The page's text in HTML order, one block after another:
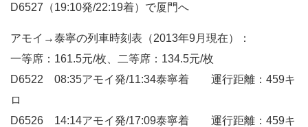
D6527（19:10発/22:19着）で厦門へ
アモイ→泰寧の列車時刻表（2013年9月現在）：
一等席：161.5元/枚、二等席：134.5元/枚
D6522 08:35アモイ発/11:34泰寧着 運行距離：459キ
ロ
D6526 14:14アモイ発/17:09泰寧着 運行距離：459キ